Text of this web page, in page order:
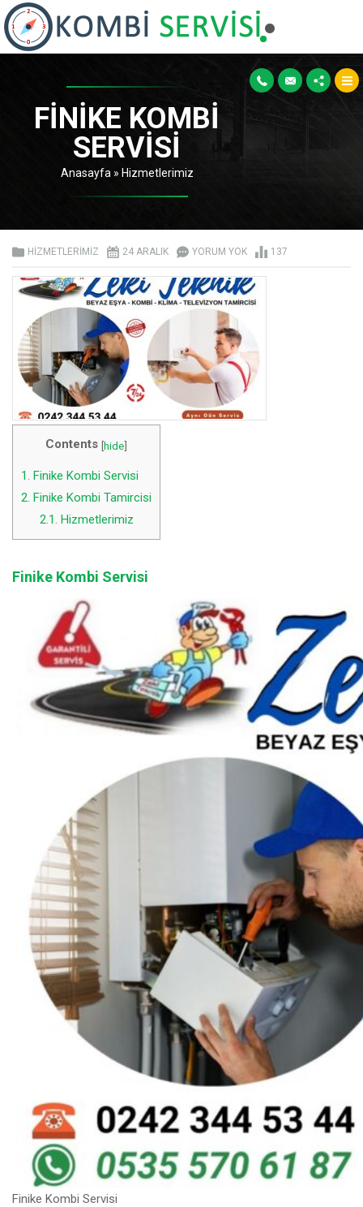
FINIKE KOMBI
SERVISI
Anasayfa » Hizmetlerimiz
HIZMETLERIMIZ 24 ARALIK YORUM YOK 137
Contents [hide]
1. Finike Kombi Servisi
2. Finike Kombi Tamircisi
2.1. Hizmetlerimiz
Finike Kombi Servisi
Finike Kombi Servisi